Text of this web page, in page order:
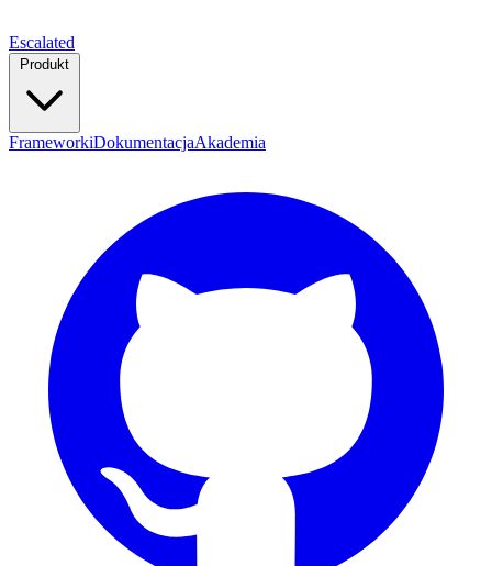
Escalated
FrameworkiDokumentacjaAkademia